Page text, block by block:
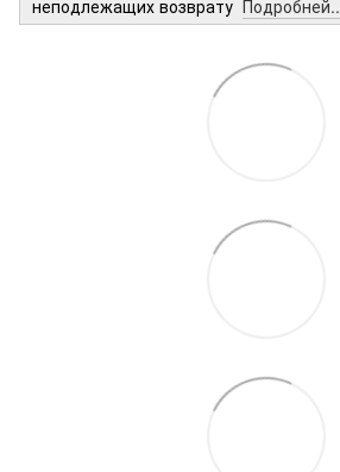
неподлежащих возврату Подробней..